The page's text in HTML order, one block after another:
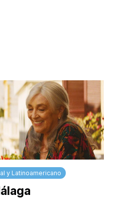
y Latinoamericano